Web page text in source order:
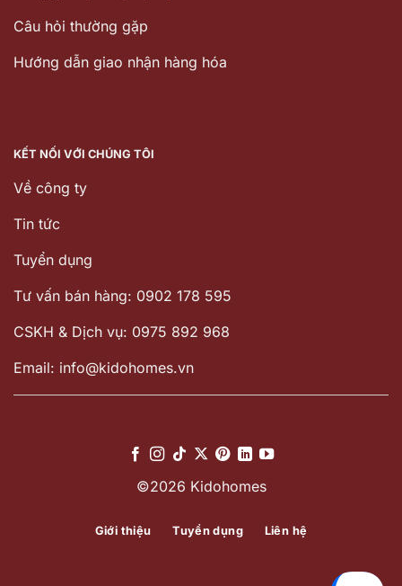
Câu hỏi thường gặp
Hướng dẫn giao nhận hàng hóa
KẾT NỐI VỚI CHÚNG TÔI
Về công ty
Tin tức
Tuyển dụng
Tư vấn bán hàng: 0902 178 595
CSKH & Dịch vụ: 0975 892 968
Email: info@kidohomes.vn
©2026 Kidohomes
Giới thiệu Tuyển dụng Liên hệ